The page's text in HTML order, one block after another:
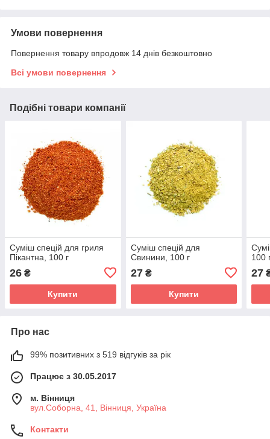
Умови повернення
Повернення товару впродовж 14 днів безкоштовно
Всі умови повернення
Подібні товари компанії
Суміш спецій для гриля
Пікантна, 100 г
26 ₴
Купити
Суміш спецій для
Свинини, 100 г
27₴
Купити
100
27
Про нас
99% позитивних з 519 відгуків за рік
Працює з 30.05.2017
м. Вінниця
вул.Соборна, 41, Вінниця, Україна
Контакти